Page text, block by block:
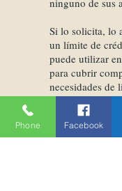
ninguno de sus
Si lo solicita, lo
un límite de
puede utilizar
para cubrir
necesidades de
El límite
determinado
Phone Facebook